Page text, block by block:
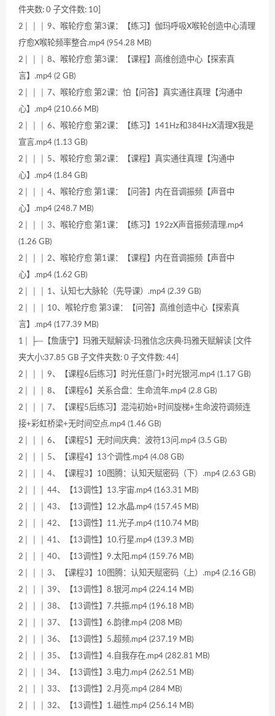
件夹数: 0 子文件数: 10]
2│ │ │ 9、喉轮疗愈 第3课：【练习】伽玛呼吸X喉轮创造中心清理
疗愈X喉轮频率整合.mp4 (954.28 MB)
2│ │ │ 8、喉轮疗愈 第3课：【课程】高维创造中心【探索真
言】.mp4 (2 GB)
2│ │ │ 7、喉轮疗愈 第2课：怕【问答】真实通往真理【沟通中
心】.mp4 (210.66 MB)
2│ │ │ 6、喉轮疗愈 第2课：【练习】141Hz和384HzX清理X我是
宣言.mp4 (1.13 GB)
2│ │ │ 5、喉轮疗愈 第2课：【课程】真实通往真理【沟通中
心】.mp4 (1.84 GB)
2│ │ │ 4、喉轮疗愈 第1课：【问答】内在音调振频【声音中
心】.mp4 (248.7 MB)
2│ │ │ 3、喉轮疗愈 第1课：【练习】192zX声音振频清理.mp4
(1.26 GB)
2│ │ │ 2、喉轮疗愈 第1课：【课程】内在音调振频【声音中
心】.mp4 (1.62 GB)
2│ │ │ 1、认知七大脉轮（先导课）.mp4 (2.39 GB)
2│ │ │ 10、喉轮疗愈 第3课：【问答】高维创造中心【探索真
言】.mp4 (177.39 MB)
1│ ├─【詹唐宁】玛雅天赋解读-玛雅信念庆典·玛雅天赋解读 [文件
夹大小:37.85 GB 子文件夹数: 0 子文件数: 44]
2│ │ │ 9、【课程6后练习】时光任意门+时光银河.mp4 (1.17 GB)
2│ │ │ 8、【课程6】关系合盘：生命流年.mp4 (2.8 GB)
2│ │ │ 7、【课程5后练习】混沌初始+时间旋梯+生命波符调频连
接+彩虹桥梁+无时间空点.mp4 (1.46 GB)
2│ │ │ 6、【课程5】无时间庆典：波符13问.mp4 (3.5 GB)
2│ │ │ 5、【课程4】13个调性.mp4 (4.08 GB)
2│ │ │ 4、【课程3】10图腾：认知天赋密码（下）.mp4 (2.63 GB)
2│ │ │ 44、【13调性】13.宇宙.mp4 (163.31 MB)
2│ │ │ 43、【13调性】12.水晶.mp4 (157.45 MB)
2│ │ │ 42、【13调性】11.光子.mp4 (110.74 MB)
2│ │ │ 41、【13调性】10.行星.mp4 (139.3 MB)
2│ │ │ 40、【13调性】9.太阳.mp4 (159.76 MB)
2│ │ │ 3、【课程3】10图腾：认知天赋密码（上）.mp4 (2.16 GB)
2│ │ │ 39、【13调性】8.银河.mp4 (224.14 MB)
2│ │ │ 38、【13调性】7.共振.mp4 (196.18 MB)
2│ │ │ 37、【13调性】6.韵律.mp4 (208 MB)
2│ │ │ 36、【13调性】5.超频.mp4 (237.19 MB)
2│ │ │ 35、【13调性】4.自我存在.mp4 (282.81 MB)
2│ │ │ 34、【13调性】3.电力.mp4 (262.51 MB)
2│ │ │ 33、【13调性】2.月亮.mp4 (284 MB)
2│ │ │ 32、【13调性】1.磁性.mp4 (256.14 MB)